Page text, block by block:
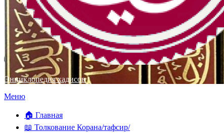
Энциклопедия хадисов
Перейти
содержимому
Меню
🏠 Главная
📖 Толкование Корана/тафсир/